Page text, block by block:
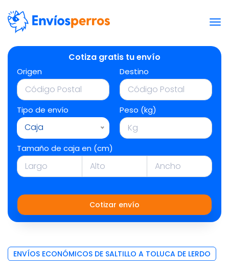
Cotiza gratis tu envío
Origen Destino
Tipo de envío
Caja
Peso (kg)
Tamaño de caja en (cm)
Cotizar envío
ENVÍOS ECONÓMICOS DE SALTILLO A TOLUCA DE LERDO